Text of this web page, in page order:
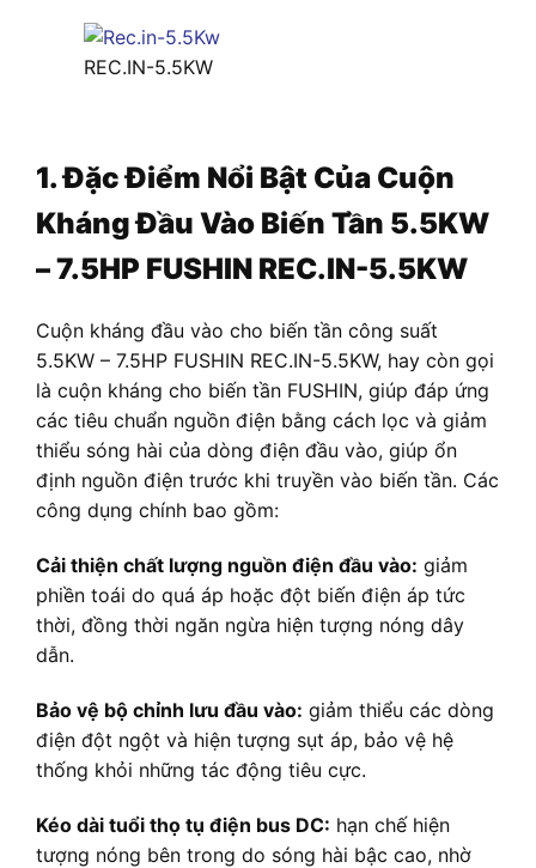
REC.IN-5.5KW
1. Đặc Điểm Nổi Bật Của Cuộn
Kháng Đầu Vào Biến Tần 5.5KW
– 7.5HP FUSHIN REC.IN-5.5KW
Cuộn kháng đầu vào cho biến tần công suất
5.5KW – 7.5HP FUSHIN REC.IN-5.5KW, hay còn gọi
là cuộn kháng cho biến tần FUSHIN, giúp đáp ứng
các tiêu chuẩn nguồn điện bằng cách lọc và giảm
thiểu sóng hài của dòng điện đầu vào, giúp ổn
định nguồn điện trước khi truyền vào biến tần. Các
công dụng chính bao gồm:
Cải thiện chất lượng nguồn điện đầu vào: giảm
phiền toái do quá áp hoặc đột biến điện áp tức
thời, đồng thời ngăn ngừa hiện tượng nóng dây
dẫn.
Bảo vệ bộ chỉnh lưu đầu vào: giảm thiểu các dòng
điện đột ngột và hiện tượng sụt áp, bảo vệ hệ
thống khỏi những tác động tiêu cực.
Kéo dài tuổi thọ tụ điện bus DC: hạn chế hiện
tượng nóng bên trong do sóng hài bậc cao, nhờ